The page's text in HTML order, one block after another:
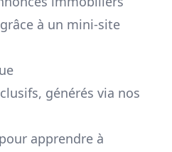
grâce à un mini-site
générés via nos
apprendre à